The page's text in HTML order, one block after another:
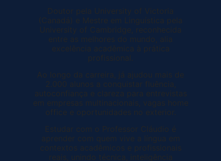
Doutor pela University of Victoria
(Canadá) e Mestre em Linguística pela
University of Cambridge, reconhecida
entre as melhores do mundo, alia
excelência acadêmica à prática
profissional.
Ao longo da carreira, já ajudou mais de
2.000 alunos a conquistar fluência,
autoconfiança e clareza para entrevistas
em empresas multinacionais, vagas home
office e oportunidades no exterior.
Estudar com o Professor Cláudio é
aprender com quem vive a língua em
contextos acadêmicos e profissionais
reais, unindo técnica, inteligência